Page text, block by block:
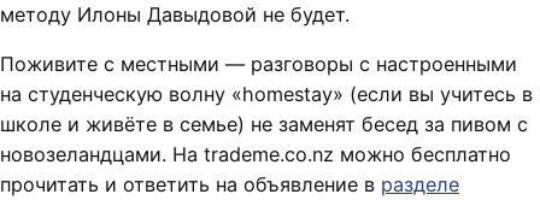
методу Илоны Давыдовой не будет.
Поживите с местными — разговоры с настроенными
на студенческую волну «homestay» (если вы учитесь в
школе и живёте в семье) не заменят бесед за пивом с
новозеландцами. На trademe.co.nz можно бесплатно
прочитать и ответить на объявление в разделе